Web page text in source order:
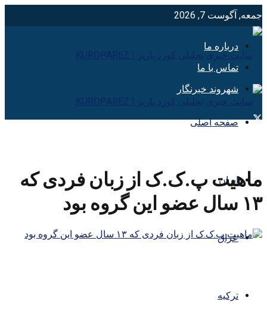
جمعه, آگوست 7, 2026
درباره ما
تماس با ما
شهروند خبرنگار
صفحه اصلی
ایران
عراق
ترکیه
ماهیت پ.ک.ک از زبان فردی که
۱۳ سال عضو این گروه بود